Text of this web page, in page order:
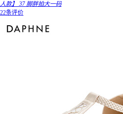
人款】 37 脚胖拍大一码
22条评价